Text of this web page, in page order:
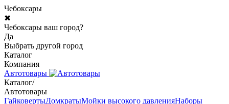
Чебоксары
✖
Чебоксары ваш город?
Да
Выбрать другой город
Каталог
Компания
Автотовары
Каталог/
Автотовары
ГайковертыДомкратыМойки высокого давленияНаборы